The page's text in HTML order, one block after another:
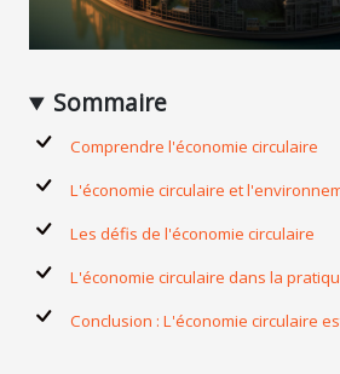
Sommaire
Comprendre l'économie circulaire
L'économie circulaire et
Les défis de l'économie circulaire
L'économie circulaire dans la
Conclusion : L'économie circulaire